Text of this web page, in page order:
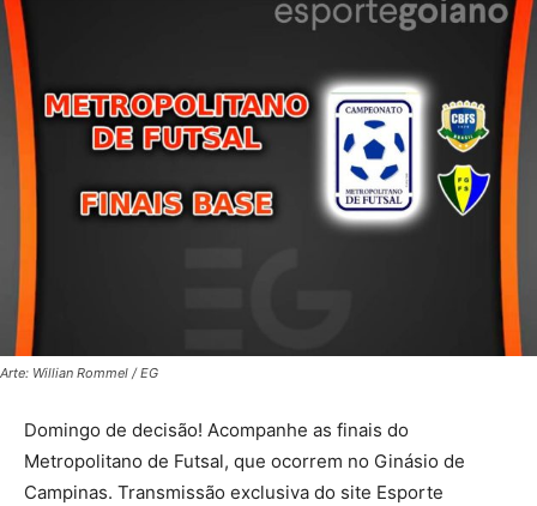
Arte: Willian Rommel / EG
Domingo de decisão! Acompanhe as finais do
Metropolitano de Futsal, que ocorrem no Ginásio de
Campinas. Transmissão exclusiva do site Esporte